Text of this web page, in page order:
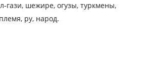
гази, шежире, огузы, туркмены,
ру, народ.